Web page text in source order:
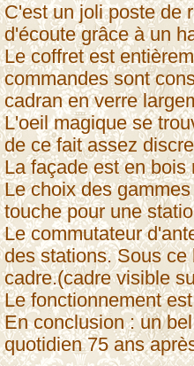
C'est un joli poste de
d'écoute grâce à un
Le coffret est
commandes sont
cadran en verre
L'oeil magique se
de ce fait assez
La façade est en bois
Le choix des
touche pour une
Le commutateur
des stations. Sous
cadre.(cadre visible
Le fonctionnement
En conclusion : un
quotidien 75 ans